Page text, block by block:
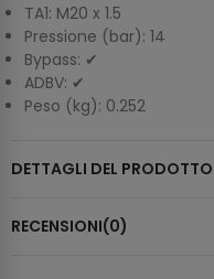
TA1: M20 x 1.5
Pressione (bar): 14
Bypass: ✔
ADBV: ✔
Peso (kg): 0.252
DETTAGLI DEL PRODOTTO
RECENSIONI(0)